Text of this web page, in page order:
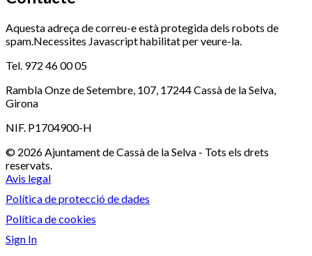
Aquesta adreça de correu-e està protegida dels robots de
spam.Necessites Javascript habilitat per veure-la.
Tel. 972 46 00 05
Rambla Onze de Setembre, 107, 17244 Cassà de la Selva,
Girona
NIF. P1704900-H
© 2026 Ajuntament de Cassà de la Selva - Tots els drets
reservats.
Avis legal
Política de protecció de dades
Política de cookies
Sign In